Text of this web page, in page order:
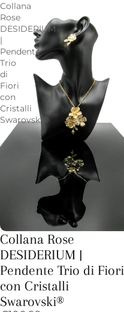
Collana
Rose
DESIDERIUM
|
Pendente
Trio
di
Fiori
con
Cristalli
Swarovski®
Collana Rose
DESIDERIUM |
Pendente Trio di Fiori
con Cristalli
Swarovski®